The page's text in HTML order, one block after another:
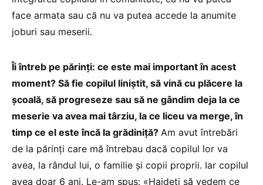
face armata sau că nu va putea accede la anumite
joburi sau meserii.
Îi întreb pe părinți: ce este mai important în acest
moment? Să fie copilul liniștit, să vină cu plăcere la
școală, să progreseze sau să ne gândim deja la ce
meserie va avea mai târziu, la ce liceu va merge, în
timp ce el este încă la grădiniță? Am avut întrebări
de la părinți care mă întrebau dacă copilul lor va
avea, la rândul lui, o familie și copii proprii. Iar copilul
avea doar 6 ani. Le-am spus: «Haideți să vedem ce